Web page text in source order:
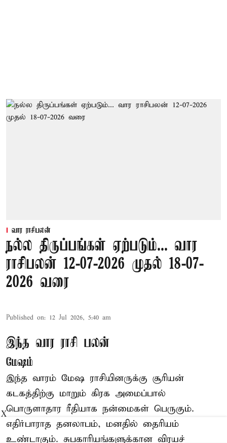
வார ராசிபலன்
நல்ல திருப்பங்கள் ஏற்படும்... வார
ராசிபலன் 12-07-2026 முதல் 18-07-
2026 வரை
Published on: 12 Jul 2026, 5:40 am
இந்த வார ராசி பலன்
மேஷம்
இந்த வாரம் மேஷ ராசியினருக்கு சூரியன்
கடகத்திற்கு மாறும் கிரக அமைப்பால்
பொருளாதார ரீதியாக நன்மைகள் பெருகும்.
எதிர்பாராத தனலாபம், மனதில் தைரியம்
உண்டாகும். சுபகாரியங்களுக்கான விரயச்
X